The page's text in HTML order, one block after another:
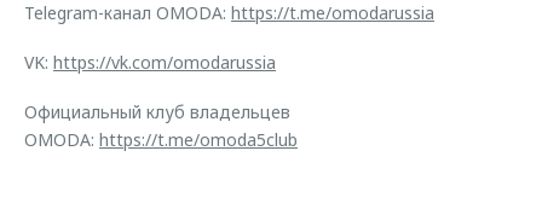
Telegram-канал OMODA: https://t.me/omodarussia
VK: https://vk.com/omodarussia
Официальный клуб владельцев
OMODA: https://t.me/omoda5club